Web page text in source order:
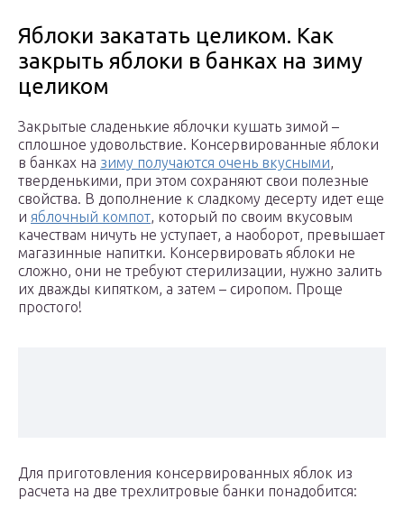
Яблоки закатать целиком. Как
закрыть яблоки в банках на зиму
целиком
Закрытые сладенькие яблочки кушать зимой –
сплошное удовольствие. Консервированные яблоки
в банках на зиму получаются очень вкусными,
тверденькими, при этом сохраняют свои полезные
свойства. В дополнение к сладкому десерту идет еще
и яблочный компот, который по своим вкусовым
качествам ничуть не уступает, а наоборот, превышает
магазинные напитки. Консервировать яблоки не
сложно, они не требуют стерилизации, нужно залить
их дважды кипятком, а затем – сиропом. Проще
простого!
Для приготовления консервированных яблок из
расчета на две трехлитровые банки понадобится: